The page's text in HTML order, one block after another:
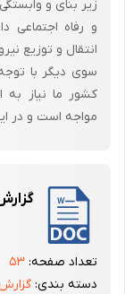
اگر بتوان در
توربین خارج شده و
راندمان حرارتی
زیر بنای و
و رفاه اجتماعی
انتقال و توزیع
سوی دیگر با
مواجه است و در
تعداد صفحه: ۵۳
دسته بندی: